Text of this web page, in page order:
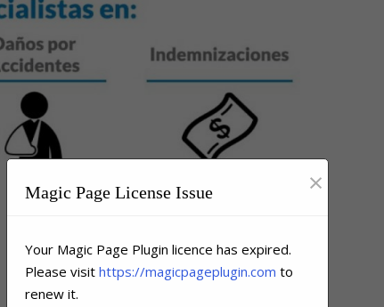
Magic Page License Issue ×
Your Magic Page Plugin licence has expired.
Please visit https://magicpageplugin.com to
renew it.